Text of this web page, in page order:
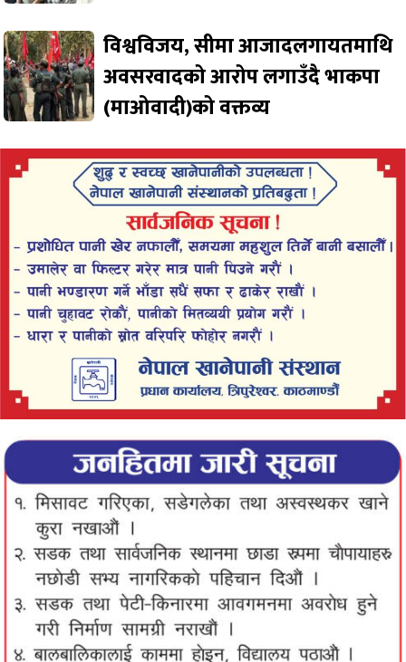
विश्वविजय, सीमा आजादलगायतमाथि
अवसरवादको आरोप लगाउँदै भाकपा
(माओवादी)को वक्तव्य